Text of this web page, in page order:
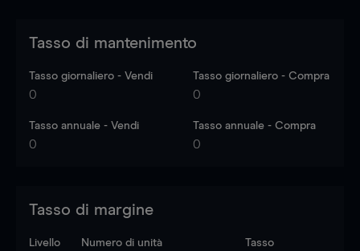
Tasso di mantenimento
Tasso giornaliero - Vendi
0
Tasso giornaliero - Compra
0
Tasso annuale - Vendi
0
Tasso annuale - Compra
0
Tasso di margine
Livello Numero di unità Tasso